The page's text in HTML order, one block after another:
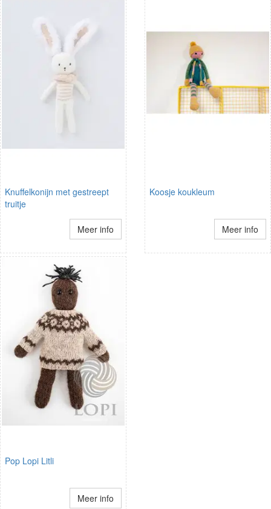
Knuffelkonijn met gestreept
truitje
Meer info
Koosje koukleum
Meer info
Pop Lopi Litli
Meer info